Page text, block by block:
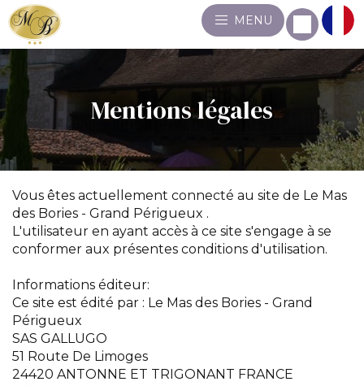
MENU
Mentions légales
Vous êtes actuellement connecté au site de Le Mas
des Bories - Grand Périgueux .
L'utilisateur en ayant accès à ce site s'engage à se
conformer aux présentes conditions d'utilisation.
Informations éditeur:
Ce site est édité par : Le Mas des Bories - Grand
Périgueux
SAS GALLUGO
51 Route De Limoges
24420 ANTONNE ET TRIGONANT FRANCE